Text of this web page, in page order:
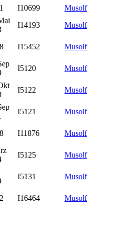
I10699
Musolf
I14193 Musolf
I15452 Musolf
I5120 Musolf
I5122 Musolf
I5121 Musolf
I11876 Musolf
I5125 Musolf
I5131 Musolf
I16464 Musolf